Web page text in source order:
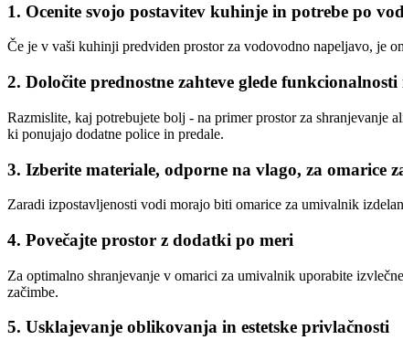
1. Ocenite svojo postavitev kuhinje in potrebe po
Če je v vaši kuhinji predviden prostor za vodovodno napeljavo, je
2. Določite prednostne zahteve glede
Razmislite, kaj potrebujete bolj - na primer prostor za
ki ponujajo dodatne police in predale.
3. Izberite materiale, odporne na vlago, za omarice
Zaradi izpostavljenosti vodi morajo biti omarice za umivalnik
4. Povečajte prostor z dodatki po meri
Za optimalno shranjevanje v omarici za umivalnik uporabite
začimbe.
5. Usklajevanje oblikovanja in estetske privlačnosti